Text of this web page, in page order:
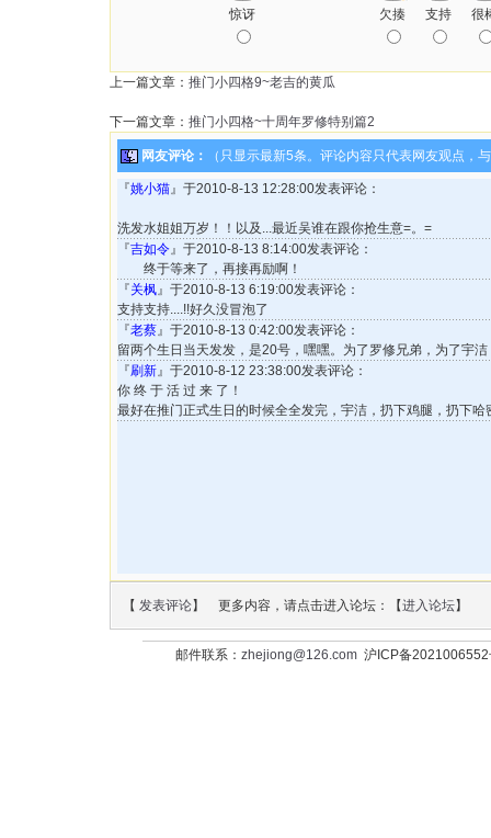
惊讶 欠揍 支持 很
上一篇文章： 推门小四格9~老吉的黄瓜
下一篇文章： 推门小四格~十周年罗修特别篇2
网友评论： （只显示最新5条。评论内容只代表网友观点，
『姚小猫』于2010-8-13 12:28:00发表评论：
洗发水姐姐万岁！！以及...最近吴谁在跟你抢生意=。=
『吉如令』于2010-8-13 8:14:00发表评论：
终于等来了，再接再励啊！
『关枫』于2010-8-13 6:19:00发表评论：
支持支持....!!好久没冒泡了
『老蔡』于2010-8-13 0:42:00发表评论：
留两个生日当天发发，是20号，嘿嘿。为了罗修兄弟，为了宇
『刷新』于2010-8-12 23:38:00发表评论：
你 终 于 活 过 来 了！
最好在推门正式生日的时候全全发完，宇洁，扔下鸡腿，扔下哈
【 发表评论】 更多内容，请点击进入论坛：【进入论坛】
邮件联系： zhejiong@126.com沪ICP备